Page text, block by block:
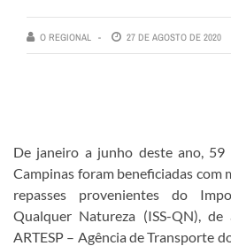
O REGIONAL 27 DE AGOSTO DE 2020
De janeiro a junho deste ano,
Campinas foram beneficiadas com
repasses provenientes do
Qualquer Natureza (ISS-QN),
ARTESP – Agência de Transporte